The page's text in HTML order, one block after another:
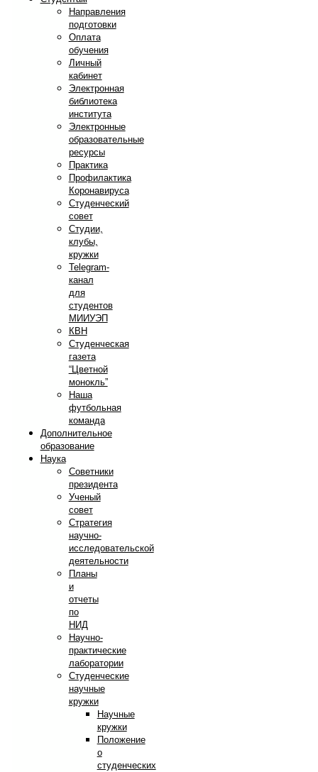
Направления
подготовки
Оплата
обучения
Личный
кабинет
Электронная
библиотека
института
Электронные
образовательные
ресурсы
Практика
Профилактика
Коронавируса
Студенческий
совет
Студии,
клубы,
кружки
Telegram-
канал
для
студентов
МИИУЭП
КВН
Студенческая
газета
“Цветной
монокль”
Наша
футбольная
команда
Дополнительное
образование
Наука
Советники
президента
Ученый
совет
Стратегия
научно-
исследовательской
деятельности
Планы
и
отчеты
по
НИД
Научно-
практические
лаборатории
Студенческие
научные
кружки
Научные
кружки
Положение
о
студенческих